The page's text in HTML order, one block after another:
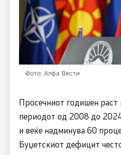
Фото: Алфа Вести
Просечниот годишен раст
периодот од 2008 до
и веќе надминува 60
Буџетскиот дефицит